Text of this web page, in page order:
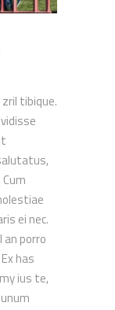
tibique.
ei nec.
an porro
has
ius te,